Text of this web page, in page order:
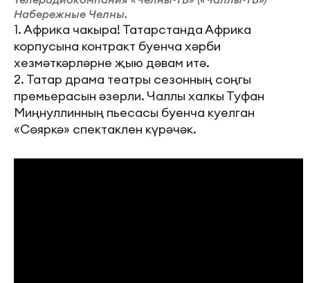
Набережные Челны.
1. Африка чакыра! Татарстанда Африка
корпусына контракт буенча хәрби
хезмәткәрләрне җыю дәвам итә.
2. Татар драма театры сезонның соңгы
премьерасын әзерли. Чаллы халкы Туфан
Миңнуллинның пьесасы буенча куелган
«Сөяркә» спектаклен күрәчәк.